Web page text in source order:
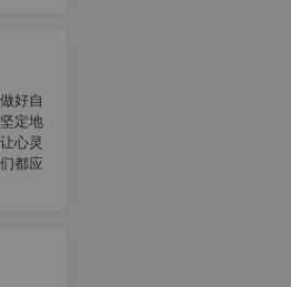
好自
定地
心灵
都应